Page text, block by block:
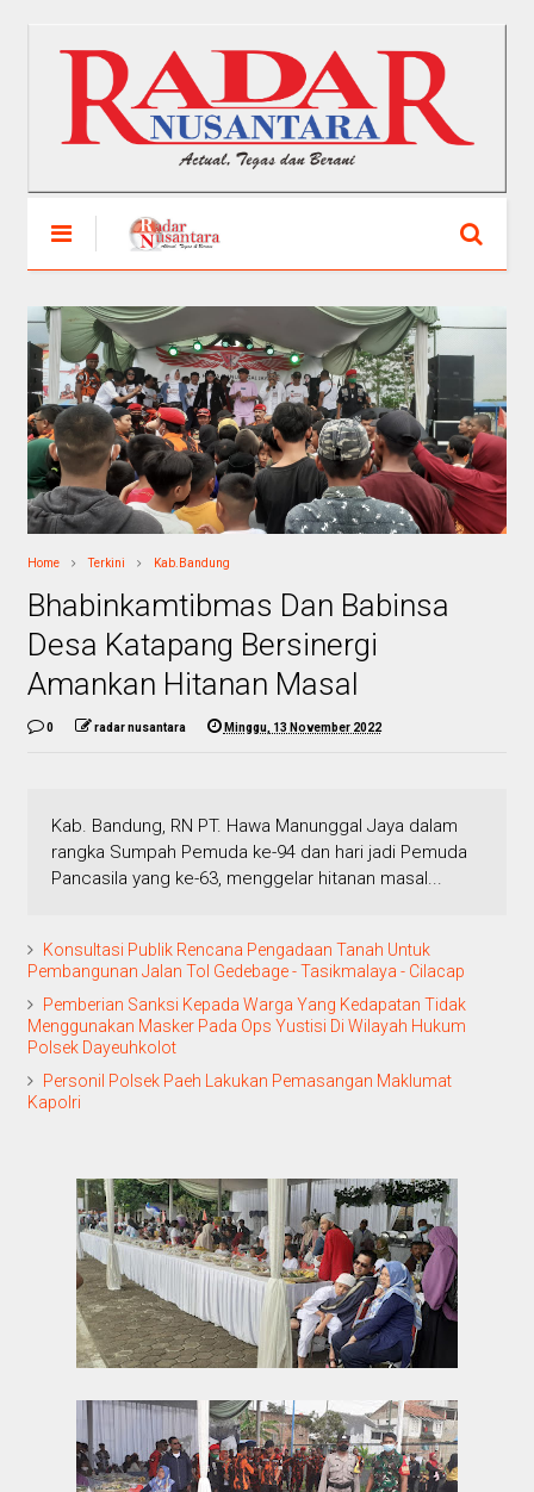
Home Terkini Kab.Bandung
Bhabinkamtibmas Dan Babinsa
Desa Katapang Bersinergi
Amankan Hitanan Masal
0 radar nusantara Minggu, 13 November 2022
Kab. Bandung, RN PT. Hawa Manunggal Jaya dalam
rangka Sumpah Pemuda ke-94 dan hari jadi Pemuda
Pancasila yang ke-63, menggelar hitanan masal...
Konsultasi Publik Rencana Pengadaan Tanah Untuk
Pembangunan Jalan Tol Gedebage - Tasikmalaya - Cilacap
Pemberian Sanksi Kepada Warga Yang Kedapatan Tidak
Menggunakan Masker Pada Ops Yustisi Di Wilayah Hukum
Polsek Dayeuhkolot
Personil Polsek Paeh Lakukan Pemasangan Maklumat
Kapolri